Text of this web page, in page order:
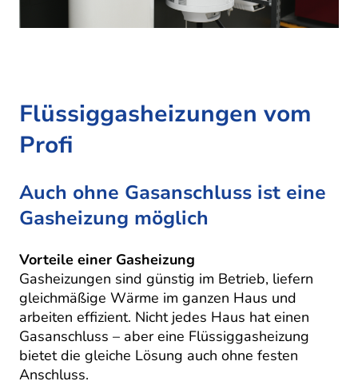
Flüssiggasheizungen vom
Profi
Auch ohne Gasanschluss ist eine
Gasheizung möglich
Vorteile einer Gasheizung
Gasheizungen sind günstig im Betrieb, liefern
gleichmäßige Wärme im ganzen Haus und
arbeiten effizient. Nicht jedes Haus hat einen
Gasanschluss – aber eine Flüssiggasheizung
bietet die gleiche Lösung auch ohne festen
Anschluss.